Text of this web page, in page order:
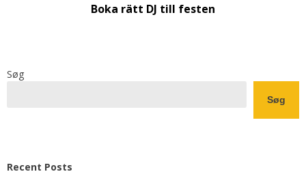
Boka rätt DJ till festen
Søg
Søg
Recent Posts